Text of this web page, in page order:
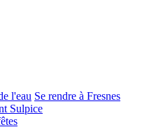
l'eau Se rendre à Fresnes
Sulpice